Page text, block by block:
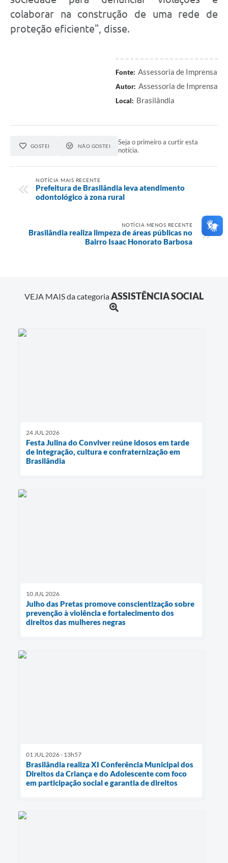
colaborar na construção de uma rede de
proteção eficiente", disse.
Fonte: Assessoria de Imprensa
Autor: Assessoria de Imprensa
Local: Brasilândia
GOSTEI NÃO GOSTEI
Seja o primeiro a curtir esta
notícia.
NOTÍCIA MAIS RECENTE
Prefeitura de Brasilândia leva atendimento
odontológico à zona rural
NOTÍCIA MENOS RECENTE
Brasilândia realiza limpeza de áreas públicas no
Bairro Isaac Honorato Barbosa
VEJA MAIS da categoriaASSISTÊNCIA SOCIAL
24 JUL 2026
Festa Julina do Conviver reúne idosos em tarde
de integração, cultura e confraternização em
Brasilândia
10 JUL 2026
Julho das Pretas promove conscientização sobre
prevenção à violência e fortalecimento dos
direitos das mulheres negras
01 JUL 2026 - 13h57
Brasilândia realiza XI Conferência Municipal dos
Direitos da Criança e do Adolescente com foco
em participação social e garantia de direitos